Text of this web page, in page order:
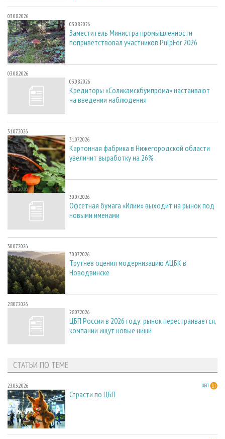
03.08.2026
03.08.2026
Заместитель Министра промышленности
поприветствовал участников PulpFor 2026
03.08.2026
03.08.2026
Кредиторы «Соликамскбумпрома» настаивают
на введении наблюдения
31.07.2026
31.07.2026
Картонная фабрика в Нижегородской области
увеличит выработку на 26%
30.07.2026
30.07.2026
Офсетная бумага «Илим» выходит на рынок под
новыми именами
30.07.2026
30.07.2026
Трутнев оценил модернизацию АЦБК в
Новодвинске
28.07.2026
28.07.2026
ЦБП России в 2026 году: рынок перестраивается,
компании ищут новые ниши
СТАТЬИ ПО ТЕМЕ
23.03.2026 ЦБП
Страсти по ЦБП